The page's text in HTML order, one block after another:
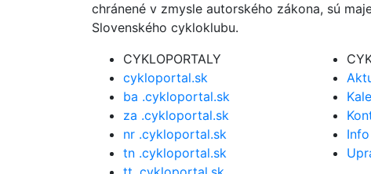
chránené v zmysle autorského zákona, sú
Slovenského cykloklubu.
CYKLOPORTALY
cykloportal.sk
ba .cykloportal.sk
za .cykloportal.sk
nr .cykloportal.sk
tn .cykloportal.sk
Info